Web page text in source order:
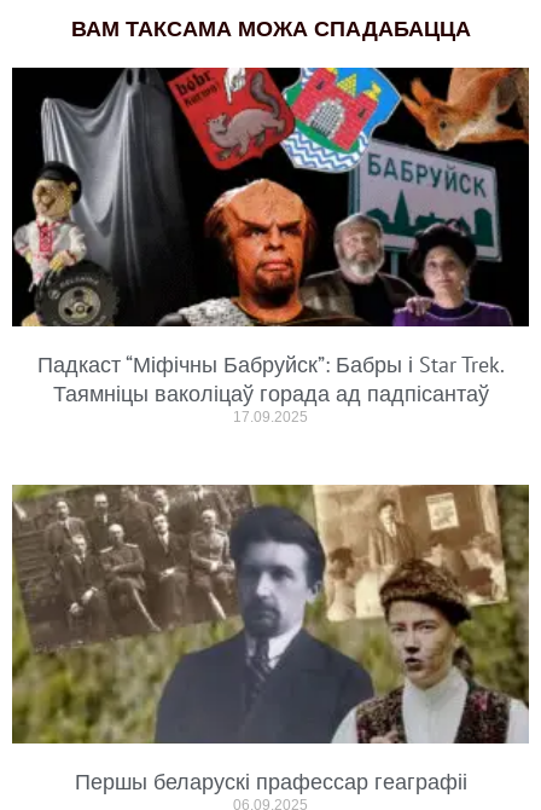
ВАМ ТАКСАМА МОЖА СПАДАБАЦЦА
Падкаст “Міфічны Бабруйск”: Бабры і Star Trek.
Таямніцы ваколіцаў горада ад падпісантаў
17.09.2025
Першы беларускі прафессар геаграфіі
06.09.2025